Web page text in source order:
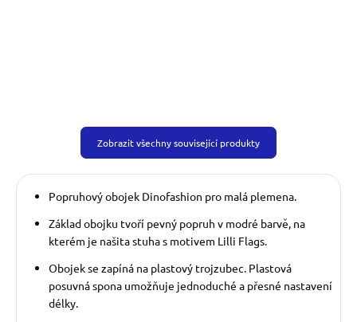
Zobrazit všechny související produkty
Popruhový obojek Dinofashion pro malá plemena.
Základ obojku tvoří pevný popruh v modré barvě, na
kterém je našita stuha s motivem Lilli Flags.
Obojek se zapíná na plastový trojzubec. Plastová
posuvná spona umožňuje jednoduché a přesné nastavení
délky.